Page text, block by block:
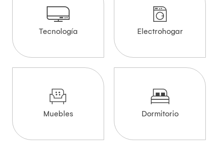
Tecnología Electrohogar
Muebles Dormitorio